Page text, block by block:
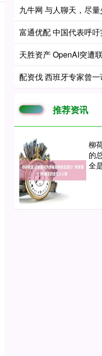
九牛网 与人聊天，尽
富通优配 中国代表呼
推荐资讯
柳
的
全